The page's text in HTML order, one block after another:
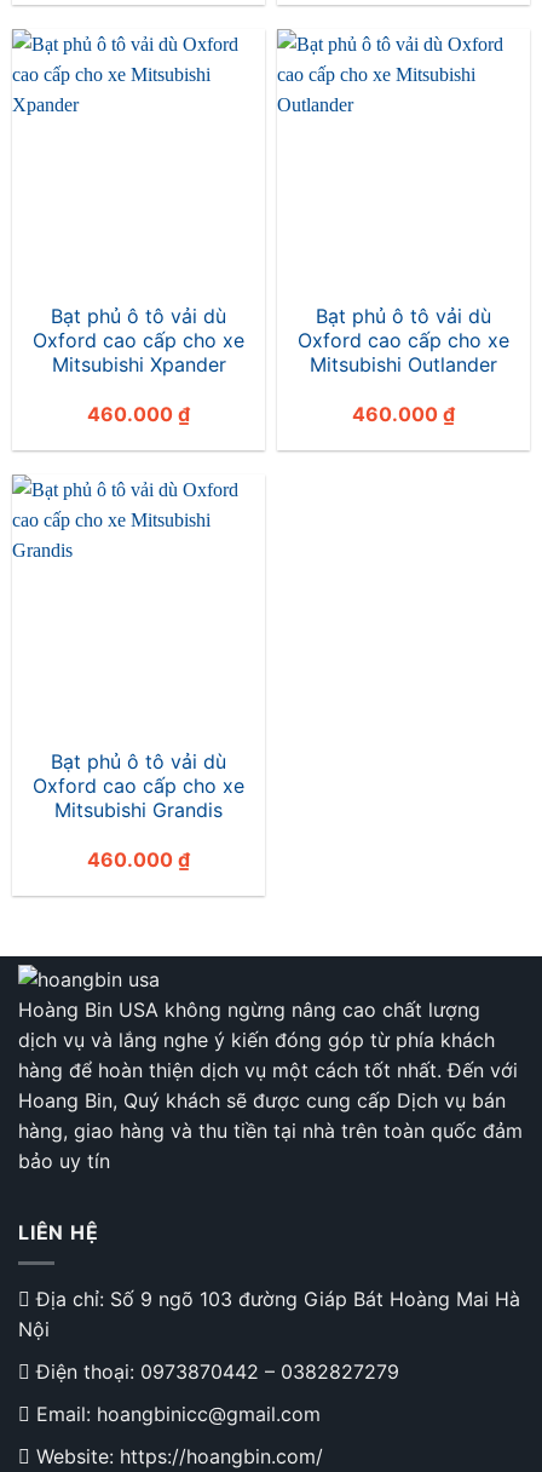
Bạt phủ ô tô vải dù
Oxford cao cấp cho xe
Mitsubishi Xpander
460.000 ₫
Bạt phủ ô tô vải dù
Oxford cao cấp cho xe
Mitsubishi Outlander
460.000 ₫
Bạt phủ ô tô vải dù
Oxford cao cấp cho xe
Mitsubishi Grandis
460.000 ₫
Hoàng Bin USA không ngừng nâng cao chất lượng
dịch vụ và lắng nghe ý kiến đóng góp từ phía khách
hàng để hoàn thiện dịch vụ một cách tốt nhất. Đến với
Hoang Bin, Quý khách sẽ được cung cấp Dịch vụ bán
hàng, giao hàng và thu tiền tại nhà trên toàn quốc đảm
bảo uy tín
LIÊN HỆ
Địa chỉ: Số 9 ngõ 103 đường Giáp Bát Hoàng Mai Hà
Nội
Điện thoại: 0973870442 – 0382827279
Email: hoangbinicc@gmail.com
Website: https://hoangbin.com/